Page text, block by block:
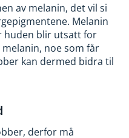
av melanin, det vil si
Melanin
huden blir utsatt for
noe som får
kan dermed bidra til
derfor må